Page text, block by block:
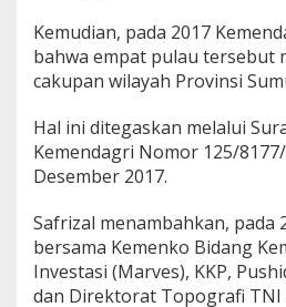
Kemudian, pada 2017
bahwa empat pulau tersebut
cakupan wilayah Provinsi
Hal ini ditegaskan melalui
Kemendagri Nomor 125/
Desember 2017.
Safrizal menambahkan, pada
bersama Kemenko Bidang
Investasi (Marves), KKP,
dan Direktorat Topografi TNI